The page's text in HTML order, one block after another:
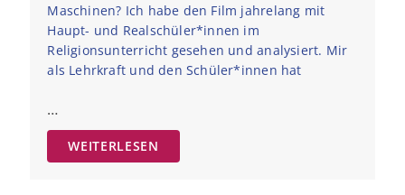
Maschinen? Ich habe den Film jahrelang mit
Haupt- und Realschüler*innen im
Religionsunterricht gesehen und analysiert. Mir
als Lehrkraft und den Schüler*innen hat
…
WEITERLESEN